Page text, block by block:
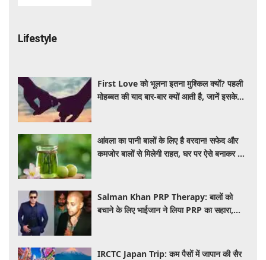
Lifestyle
First Love को भूलना इतना मुश्किल क्यों? पहली
मोहब्बत की याद बार-बार क्यों आती है, जानें इसके
आंवला का पानी बालों के लिए है वरदान! सफेद और
कमजोर बालों से मिलेगी राहत, घर पर ऐसे बनाकर करें
Salman Khan PRP Therapy: बालों को
बचाने के लिए भाईजान ने लिया PRP का सहारा,
IRCTC Japan Trip: कम पैसों में जापान की सैर